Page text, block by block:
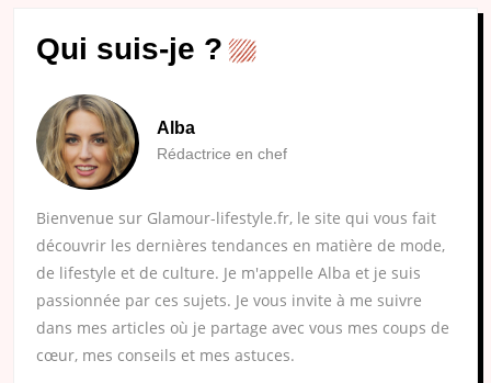
Qui suis-je ?
Alba
Rédactrice en chef
Bienvenue sur Glamour-lifestyle.fr, le site qui vous fait
découvrir les dernières tendances en matière de mode,
de lifestyle et de culture. Je m'appelle Alba et je suis
passionnée par ces sujets. Je vous invite à me suivre
dans mes articles où je partage avec vous mes coups de
cœur, mes conseils et mes astuces.